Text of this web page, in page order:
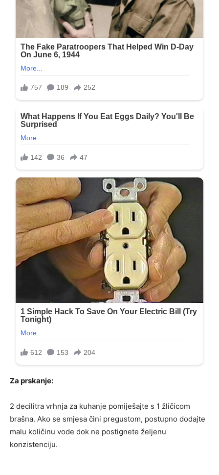
Za prskanje:
2 decilitra vrhnja za kuhanje pomiješajte s 1 žličicom
brašna. Ako se smjesa čini pregustom, postupno dodajte
malu količinu vode dok ne postignete željenu
konzistenciju.